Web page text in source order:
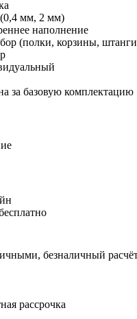
мм, 2 мм)
наполнение
(полки, корзины,
за базовую комплектацию
безналичный
рассрочка